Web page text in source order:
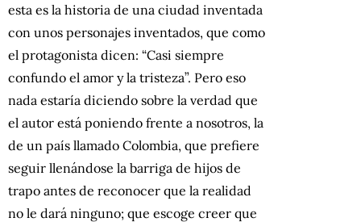
esta es la historia de una ciudad inventada
con unos personajes inventados, que como
el protagonista dicen: “Casi siempre
confundo el amor y la tristeza”. Pero eso
nada estaría diciendo sobre la verdad que
el autor está poniendo frente a nosotros, la
de un país llamado Colombia, que prefiere
seguir llenándose la barriga de hijos de
trapo antes de reconocer que la realidad
no le dará ninguno; que escoge creer que